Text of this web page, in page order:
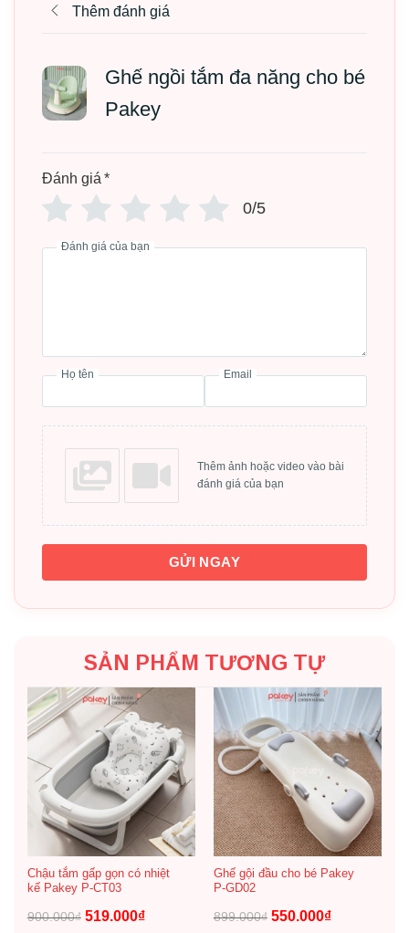
Thêm đánh giá
Ghế ngồi tắm đa năng cho bé
Pakey
Đánh giá *
0/5
Đánh giá của bạn
Họ tên Email
Thêm ảnh hoặc video vào bài
đánh giá của bạn
GỬI NGAY
SẢN PHẨM TƯƠNG TỰ
Chậu tắm gấp gọn có nhiệt
kế Pakey P-CT03
900.000₫ Giá
gốc
519.000₫Giá
hiện
Ghế gội đầu cho bé Pakey
P-GD02
899.000₫ Giá
gốc
550.000₫Giá
hiện